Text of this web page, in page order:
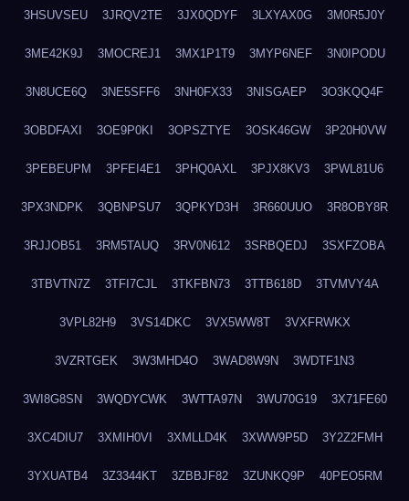
3HSUVSEU 3JRQV2TE 3JX0QDYF 3LXYAX0G 3M0R5J0Y
3ME42K9J 3MOCREJ1 3MX1P1T9 3MYP6NEF 3N0IPODU
3N8UCE6Q 3NE5SFF6 3NH0FX33 3NISGAEP 3O3KQQ4F
3OBDFAXI 3OE9P0KI 3OPSZTYE 3OSK46GW 3P20H0VW
3PEBEUPM 3PFEI4E1 3PHQ0AXL 3PJX8KV3 3PWL81U6
3PX3NDPK 3QBNPSU7 3QPKYD3H 3R660UUO 3R8OBY8R
3RJJOB51 3RM5TAUQ 3RV0N612 3SRBQEDJ 3SXFZOBA
3TBVTN7Z 3TFI7CJL 3TKFBN73 3TTB618D 3TVMVY4A
3VPL82H9 3VS14DKC 3VX5WW8T 3VXFRWKX
3VZRTGEK 3W3MHD4O 3WAD8W9N 3WDTF1N3
3WI8G8SN 3WQDYCWK 3WTTA97N 3WU70G19 3X71FE60
3XC4DIU7 3XMIH0VI 3XMLLD4K 3XWW9P5D 3Y2Z2FMH
3YXUATB4 3Z3344KT 3ZBBJF82 3ZUNKQ9P 40PEO5RM